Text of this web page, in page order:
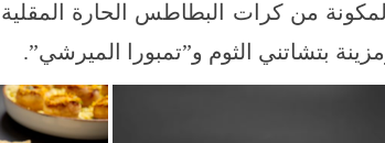
من كرات البطاطس الحارة
بتشاتني الثوم و”تمبورا الميرشي”.